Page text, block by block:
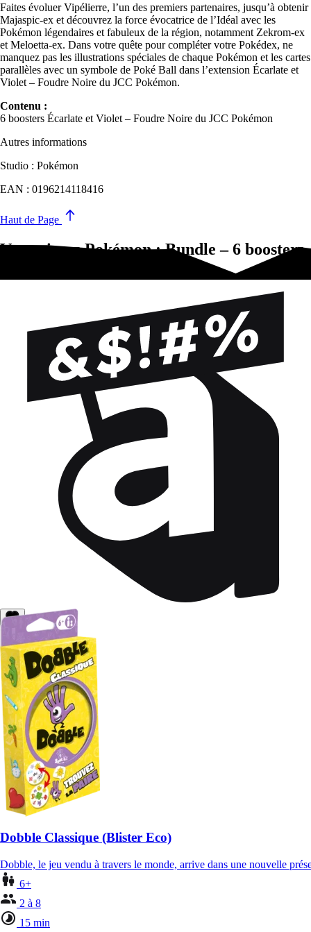
Faites évoluer Vipélierre, l’un des premiers partenaires, jusqu’à obtenir
Majaspic-ex et découvrez la force évocatrice de l’Idéal avec les
Pokémon légendaires et fabuleux de la région, notamment Zekrom-ex
et Meloetta-ex. Dans votre quête pour compléter votre Pokédex, ne
manquez pas les illustrations spéciales de chaque Pokémon et les cartes
parallèles avec un symbole de Poké Ball dans l’extension Écarlate et
Violet – Foudre Noire du JCC Pokémon.
Contenu :
6 boosters Écarlate et Violet – Foudre Noire du JCC Pokémon
Autres informations
Studio : Pokémon
EAN : 0196214118416
Haut de Page
Vous aimez Pokémon : Bundle – 6 boosters
Dobble Classique (Blister Eco)
Dobble, le jeu vendu à travers le monde, arrive dans une nouvelle
6+
2 à 8
15 min